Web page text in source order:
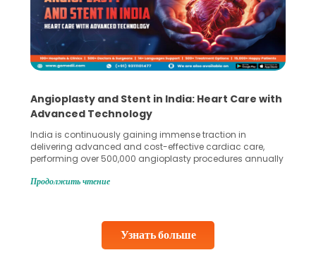
Узнать больше
Angioplasty and Stent in India: Heart Care with
Advanced Technology
India is continuously gaining immense traction in
delivering advanced and cost-effective cardiac care,
performing over 500,000 angioplasty procedures annually
globe are searching for treatments like angioplasty and
Studies, such as one published
Продолжить чтение